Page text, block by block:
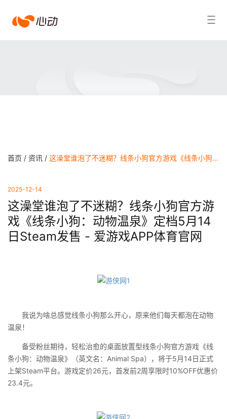
爱搜索结果
首页 / 资讯 / 这澡堂谁泡了不迷糊？线条小狗官方游戏《线条小狗：动物温泉》定档5月14日Steam发售 - 爱游戏APP体育官网
2025-12-14
这澡堂谁泡了不迷糊？线条小狗官方游
戏《线条小狗：动物温泉》定档5月14
日Steam发售 - 爱游戏APP体育官网
我说为啥总感觉线条小狗那么开心，原来他们每天都泡在动物
温泉！
备受粉丝期待，轻松治愈的桌面放置型线条小狗官方游戏《线
条小狗：动物温泉》（英文名：Animal Spa），将于5月14日正式
上架Steam平台。游戏定价26元，首发前2周享限时10%OFF优惠价
23.4元。